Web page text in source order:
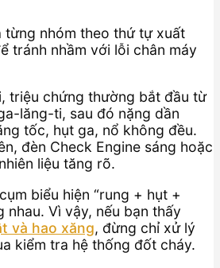
từng nhóm theo thứ tự xuất
tránh nhầm với lỗi chân máy
triệu chứng thường bắt đầu từ
lăng-ti, sau đó nặng dần
tốc, hụt ga, nổ không đều.
đèn Check Engine sáng hoặc
liệu tăng rõ.
biểu hiện “rung + hụt +
nhau. Vì vậy, nếu bạn thấy
và hao xăng, đừng chỉ xử lý
kiểm tra hệ thống đốt cháy.